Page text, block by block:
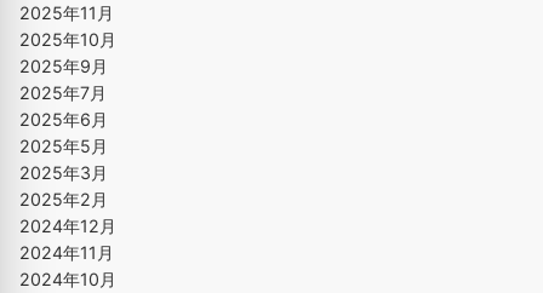
2025年11月
2025年10月
2025年9月
2025年7月
2025年6月
2025年5月
2025年3月
2025年2月
2024年12月
2024年11月
2024年10月